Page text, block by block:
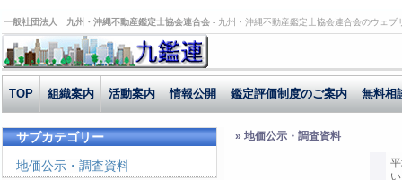
一般社団法人 九州・沖縄不動産鑑定士協会連合会 - 九州・沖縄不動産鑑定士協会連合会のウェ
TOP 組織案内 活動案内 情報公開 鑑定評価制度のご案内 無料相
» 地価公示・調査資料
サブカテゴリー
地価公示・調査資料